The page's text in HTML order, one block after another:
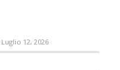
Luglio 12, 2026